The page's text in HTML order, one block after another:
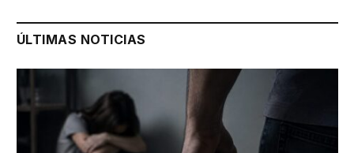
ÚLTIMAS NOTICIAS